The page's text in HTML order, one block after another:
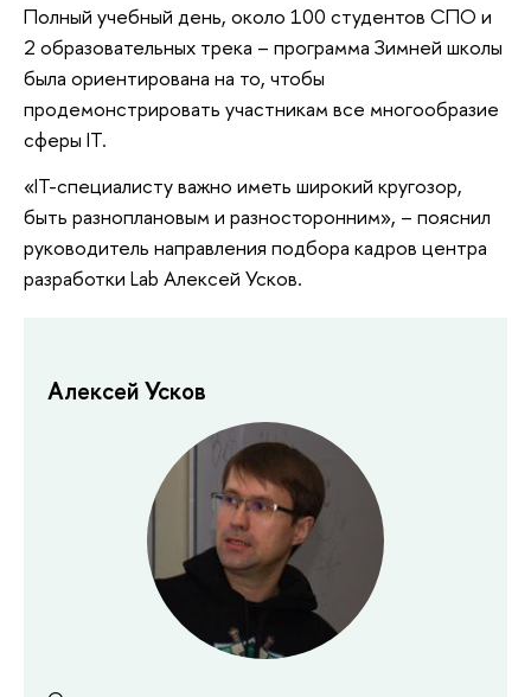
Полный учебный день, около 100 студентов СПО и
2 образовательных трека – программа Зимней школы
была ориентирована на то, чтобы
продемонстрировать участникам все многообразие
сферы IT.
«IT-специалисту важно иметь широкий кругозор,
быть разноплановым и разносторонним», – пояснил
руководитель направления подбора кадров центра
разработки Lab Алексей Усков.
Алексей Усков